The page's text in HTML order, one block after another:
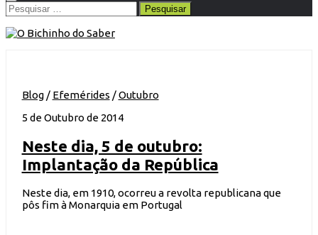
Pesquisar
por:
Blog/ Efemérides /Outubro
5 de Outubro de 2014
Neste dia, 5 de outubro:
Implantação da República
Neste dia, em 1910, ocorreu a revolta republicana que
pôs fim à Monarquia em Portugal